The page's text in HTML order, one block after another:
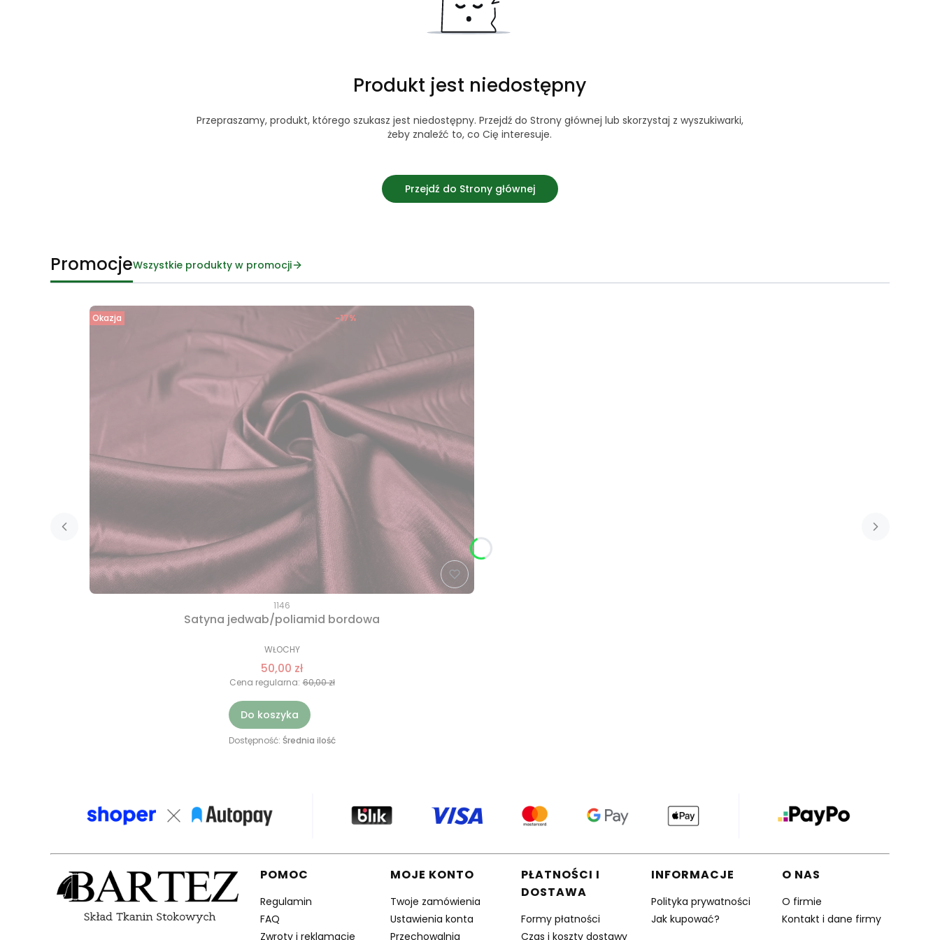
Produkt jest niedostępny
Przepraszamy, produkt, którego szukasz jest niedostępny. Przejdź do Strony głównej lub skorzystaj z wyszukiwarki,
żeby znaleźć to, co Cię interesuje.
Przejdź do Strony głównej
PromocjeWszystkie produkty w promocji
Okazja
1146
Satyna jedwab/poliamid bordowa
WŁOCHY
50,00 zł
Cena regularna: 60,00 zł
-17%
Do koszyka
Dostępność: Średnia ilość
Linki w stopce
POMOC
Regulamin
FAQ
Zwroty i reklamacje
MOJE KONTO
Twoje zamówienia
Ustawienia konta
Przechowalnia
PŁATNOŚCI I
DOSTAWA
Formy płatności
Czas i koszty dostawy
INFORMACJE
Polityka prywatności
Jak kupować?
O NAS
O firmie
Kontakt i dane firmy